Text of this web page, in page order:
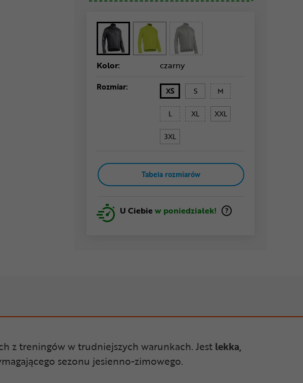
Kolor: czarny
Rozmiar: XS S M
L XL XXL
3XL
Tabela rozmiarów
U Ciebiew poniedziałek!
z treningów w trudniejszych warunkach. Jest lekka,
sezonu jesienno-zimowego.